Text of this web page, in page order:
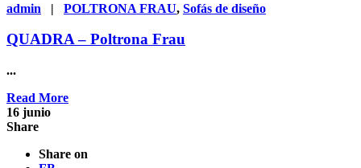
admin | POLTRONA FRAU, Sofás de diseño
QUADRA – Poltrona Frau
...
Read More
16 junio
Share
Share on